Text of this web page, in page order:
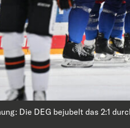
Die DEG bejubelt das 2:1